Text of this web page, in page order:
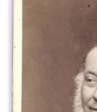
Kochkunst.
sorgfältig abgestimmtes
Ambiente. Auf der
unterschiedliche
und Frieden aufgreifen.
Fahnen der Stadt
Westfalen, die zum 80.
Prinzipalmarkt wehen.